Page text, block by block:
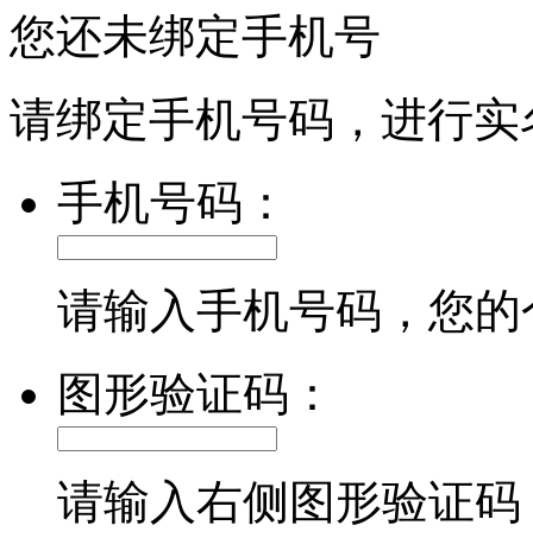
您还未绑定手机号
请绑定手机号码，进行
手机号码：
请输入手机号码，您
图形验证码：
请输入右侧图形验证码